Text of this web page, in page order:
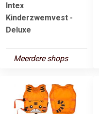
Intex
Kinderzwemvest -
Deluxe
Meerdere shops